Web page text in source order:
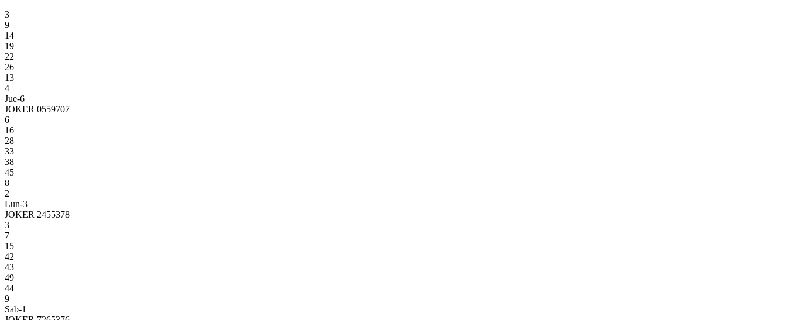
3
9
14
19
22
26
13
4
Jue-6
JOKER 0559707
6
16
28
33
38
45
8
2
Lun-3
JOKER 2455378
3
7
15
42
43
49
44
9
Sab-1